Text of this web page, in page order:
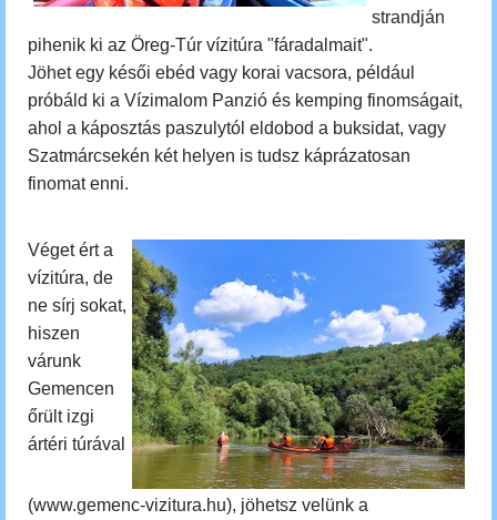
strandján
pihenik ki az Öreg-Túr vízitúra "fáradalmait".
Jöhet egy késői ebéd vagy korai vacsora, például
próbáld ki a Vízimalom Panzió és kemping finomságait,
ahol a káposztás paszulytól eldobod a buksidat, vagy
Szatmárcsekén két helyen is tudsz káprázatosan
finomat enni.
Véget ért a
vízitúra, de
ne sírj sokat,
hiszen
várunk
Gemencen
őrült izgi
ártéri túrával
(www.gemenc-vizitura.hu), jöhetsz velünk a